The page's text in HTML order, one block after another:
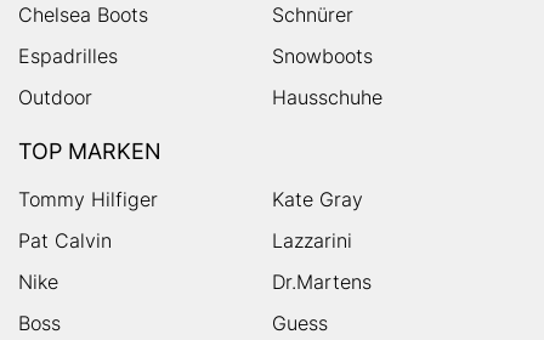
Chelsea Boots
Schnürer
Espadrilles
Snowboots
Outdoor
Hausschuhe
TOP MARKEN
Tommy Hilfiger
Kate Gray
Pat Calvin
Lazzarini
Nike
Dr.Martens
Boss
Guess